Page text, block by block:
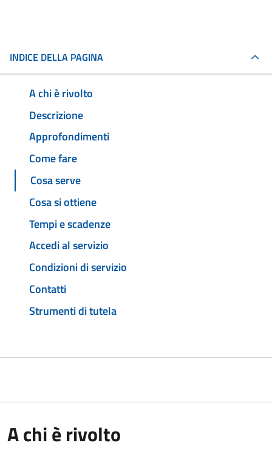
INDICE DELLA PAGINA
A chi è rivolto
Descrizione
Approfondimenti
Come fare
Cosa serve
Cosa si ottiene
Tempi e scadenze
Accedi al servizio
Condizioni di servizio
Contatti
Strumenti di tutela
A chi è rivolto